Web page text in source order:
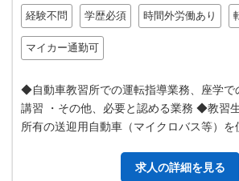
経験不問 学歴必須 時間外労働あり
マイカー通勤可
◆自動車教習所での運転指導業務、座学で
講習 ・その他、必要と認める業務 ◆教習
所有の送迎用自動車（マイクロバス等）を
求人の詳細を見る